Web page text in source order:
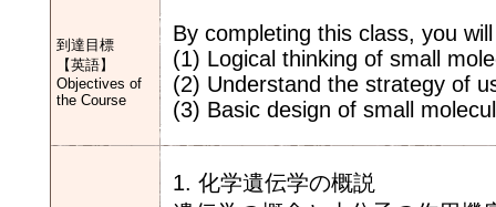
到達目標
【英語】
Objectives of
the Course
By completing this class, you
(1) Logical thinking of small
(2) Understand the strategy of
(3) Basic design of small
1. 化学遺伝学の概説